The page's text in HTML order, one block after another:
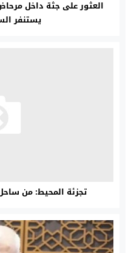
العثور على جثة داخل
يستنفر
تجزئة المحيط: من